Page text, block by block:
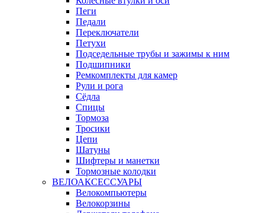
Пеги
Педали
Переключатели
Петухи
Подседельные трубы и зажимы к ним
Подшипники
Ремкомплекты для камер
Рули и рога
Сёдла
Спицы
Тормоза
Тросики
Цепи
Шатуны
Шифтеры и манетки
Тормозные колодки
ВЕЛОАКСЕССУАРЫ
Велокомпьютеры
Велокорзины